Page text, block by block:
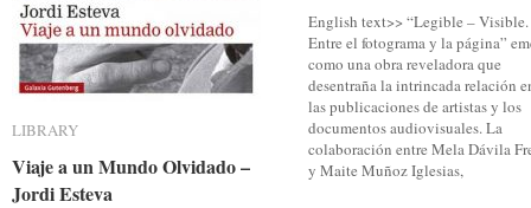
English text>> “Legible – Visible.
Entre el fotograma y la página”
como una obra reveladora que
desentraña la intrincada relación
las publicaciones de artistas y los
documentos audiovisuales. La
colaboración entre Mela Dávila
y Maite Muñoz Iglesias,
LIBRARY
Viaje a un Mundo Olvidado –
Jordi Esteva
LIBRARY
Viaje a un Mundo Olvidado –
Jordi Esteva